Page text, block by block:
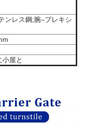
ンレス鋼;腕–プレキシ
屋と